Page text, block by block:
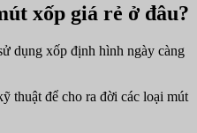
xốp giá rẻ ở đâu?
dụng xốp định hình ngày càng
thuật để cho ra đời các loại mút